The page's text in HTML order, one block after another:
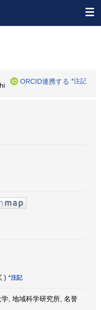
ORCID連携する *注記
) *注記
, 地域科学研究所, 名誉